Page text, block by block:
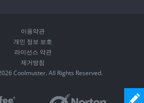
이용약관
개인 정보 보호
라이선스 약관
제거방침
Coolmuster. All Rights Reserved.